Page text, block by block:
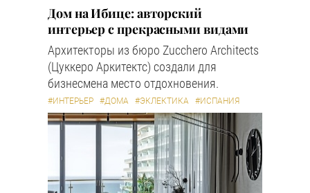
Дом на Ибице: авторский
интерьер с прекрасными видами
Архитекторы из бюро Zucchero Architects
(Цуккеро Аркитектс) создали для
бизнесмена место отдохновения.
#ИНТЕРЬЕР #ДОМА #ЭКЛЕКТИКА #ИСПАНИЯ